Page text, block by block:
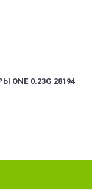
ONE 0.23G 28194